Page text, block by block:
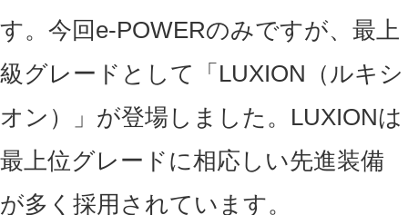
す。今回e-POWERのみですが、最上
級グレードとして「LUXION（ルキシ
オン）」が登場しました。LUXIONは
最上位グレードに相応しい先進装備
が多く採用されています。